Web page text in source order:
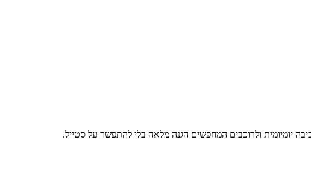
יומיומית ולרוכבים המחפשים הגנה מלאה בלי להתפשר על סטייל.